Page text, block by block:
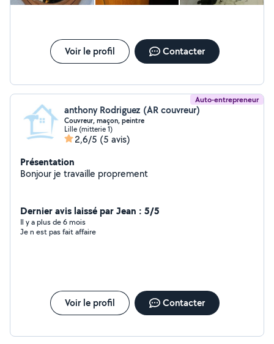
Voir le profil Contacter
Auto-entrepreneur
anthony Rodriguez (AR couvreur)
Couvreur, maçon, peintre
Lille (mitterie 1)
2,6/5 (5 avis)
Présentation
Bonjour je travaille proprement
Dernier avis laissé par Jean : 5/5
Il y a plus de 6 mois
Je n est pas fait affaire
Voir le profil Contacter